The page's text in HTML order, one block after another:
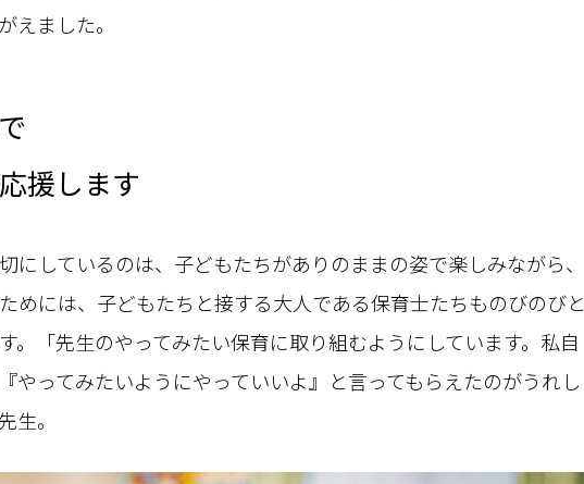
えました。
援します
しているのは、子どもたちがありのままの姿で楽しみながら、
めには、子どもたちと接する大人である保育士たちものびのびと
。「先生のやってみたい保育に取り組むようにしています。私自
やってみたいようにやっていいよ』と言ってもらえたのがうれし
生。